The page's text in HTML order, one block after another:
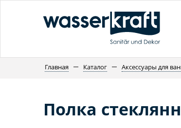
Главная Каталог Аксессуары для
Полка